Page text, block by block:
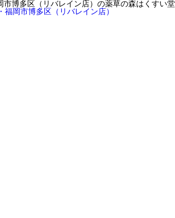
博多区（リバレイン店）の薬草の森はくすい堂